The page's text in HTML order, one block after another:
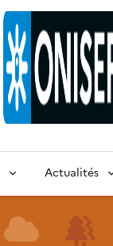
Actualités